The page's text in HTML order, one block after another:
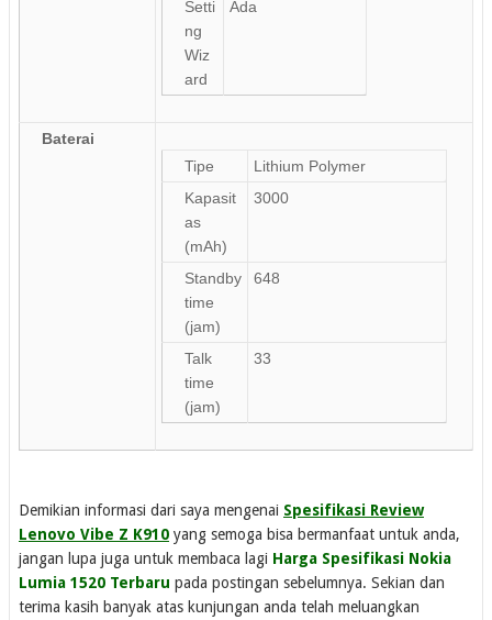
Setti
ng
Wiz
ard
Ada
Baterai
Tipe
Lithium Polymer
Kapasit
as
(mAh)
3000
Standby
time
(jam)
648
Talk
time
(jam)
33
Demikian informasi dari saya mengenai Spesifikasi Review
Lenovo Vibe Z K910 yang semoga bisa bermanfaat untuk anda,
jangan lupa juga untuk membaca lagi Harga Spesifikasi Nokia
Lumia 1520 Terbaru pada postingan sebelumnya. Sekian dan
terima kasih banyak atas kunjungan anda telah meluangkan